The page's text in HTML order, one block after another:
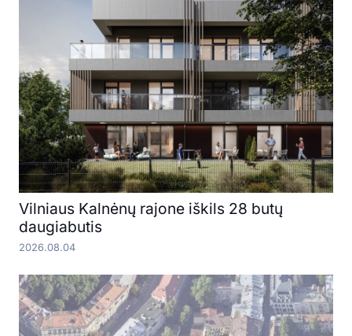
Vilniaus Kalnėnų rajone iškils 28 butų
daugiabutis
2026.08.04